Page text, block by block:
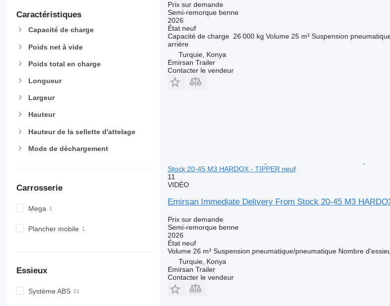
Caractéristiques
Capacité de charge
Poids net à vide
Poids total en charge
Longueur
Largeur
Hauteur
Hauteur de la sellette d'attelage
Mode de déchargement
Carrosserie
Mega
Plancher mobile
Essieux
Système ABS
Prix sur demande
Semi-remorque benne
2026
Étatneuf
Capacité de charge 26 000 kg Volume 25 m³ Suspension
arrière
Turquie, Konya
Emirsan Trailer
Contacter le vendeur
Stock 20-45 M3 HARDOX - TIPPER neuf
11
VIDÉO
Emirsan Immediate Delivery From Stock 20-45 M3
Prix sur demande
Semi-remorque benne
2026
Étatneuf
Volume 26 m³ Suspension pneumatique/pneumatique Nombre
Turquie, Konya
Emirsan Trailer
Contacter le vendeur